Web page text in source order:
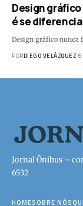
Design
é se
Design gráfico nunca
PORDIEGO VELÁZQUEZ 6
Jornal Ônibus –
6532
HOMESOBRE NÓS